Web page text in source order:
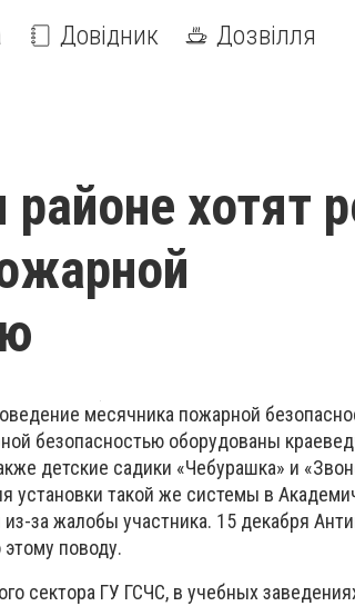
Довідник Дозвілля
хотят
месячника пожарной
безопасностью оборудованы
детские садики «Чебурашка» и
такой же системы в
за жалобы участника. 15 декабря
поводу.
сектора ГУ ГСЧС, в учебных